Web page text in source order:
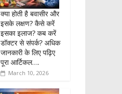
क्या होती है बवासीर और
इसके लक्षण? कैसे करें
इसका इलाज? कब करें
डॉक्टर से संपर्क? अधिक
जानकारी के लिए पढ़िए
पूरा आर्टिकल….
March 10, 2026